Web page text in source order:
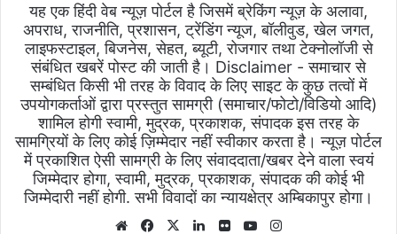
यह एक हिंदी वेब न्यूज़ पोर्टल है जिसमें ब्रेकिंग न्यूज़ के अलावा,
अपराध, राजनीति, प्रशासन, ट्रेंडिंग न्यूज, बॉलीवुड, खेल जगत,
लाइफस्टाइल, बिजनेस, सेहत, ब्यूटी, रोजगार तथा टेक्नोलॉजी से
संबंधित खबरें पोस्ट की जाती है। Disclaimer - समाचार से
सम्बंधित किसी भी तरह के विवाद के लिए साइट के कुछ तत्वों में
उपयोगकर्ताओं द्वारा प्रस्तुत सामग्री (समाचार/फोटो/विडियो आदि)
शामिल होगी स्वामी, मुद्रक, प्रकाशक, संपादक इस तरह के
सामग्रियों के लिए कोई ज़िम्मेदार नहीं स्वीकार करता है। न्यूज़ पोर्टल
में प्रकाशित ऐसी सामग्री के लिए संवाददाता/खबर देने वाला स्वयं
जिम्मेदार होगा, स्वामी, मुद्रक, प्रकाशक, संपादक की कोई भी
जिम्मेदारी नहीं होगी. सभी विवादों का न्यायक्षेत्र अम्बिकापुर होगा।
WebsiteFacebook
X LinkedIn
Flickr YouTube